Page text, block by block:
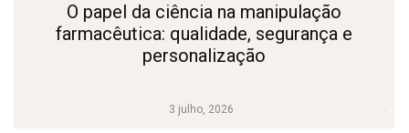
3 julho, 2026
O papel da ciência na manipulação
farmacêutica: qualidade, segurança e
personalização